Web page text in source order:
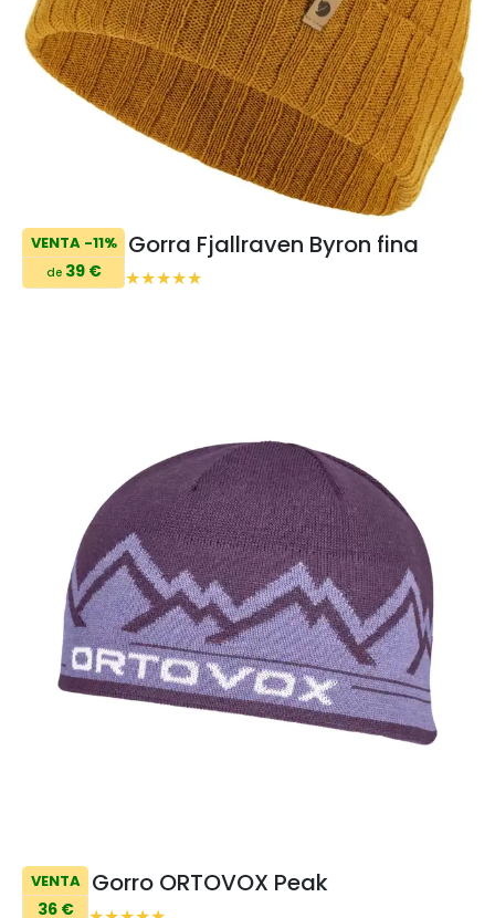
VENTA -11%
de39 €
Gorra Fjallraven Byron fina
VENTA
36 €
Gorro ORTOVOX Peak